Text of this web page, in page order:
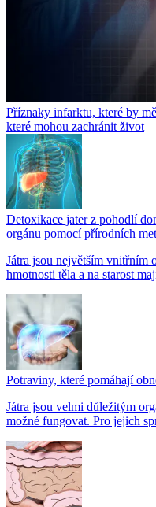
Příznaky infarktu, které by
které mohou zachránit život
Detoxikace jater z pohodlí
orgánu pomocí přírodních
Játra jsou největším vnitřním
hmotnosti těla a na starost
Potraviny, které pomáhají
Játra jsou velmi důležitým
možné fungovat. Pro jejich